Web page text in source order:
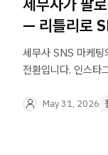
세무사가 팔
— 리틀리로
세무사 SNS 마케팅
전환입니다. 인스타
안내까지 연결하는
May 31, 2026